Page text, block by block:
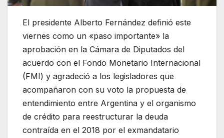
El presidente Alberto Fernández definió este
viernes como un «paso importante» la
aprobación en la Cámara de Diputados del
acuerdo con el Fondo Monetario Internacional
(FMI) y agradeció a los legisladores que
acompañaron con su voto la propuesta de
entendimiento entre Argentina y el organismo
de crédito para reestructurar la deuda
contraída en el 2018 por el exmandatario